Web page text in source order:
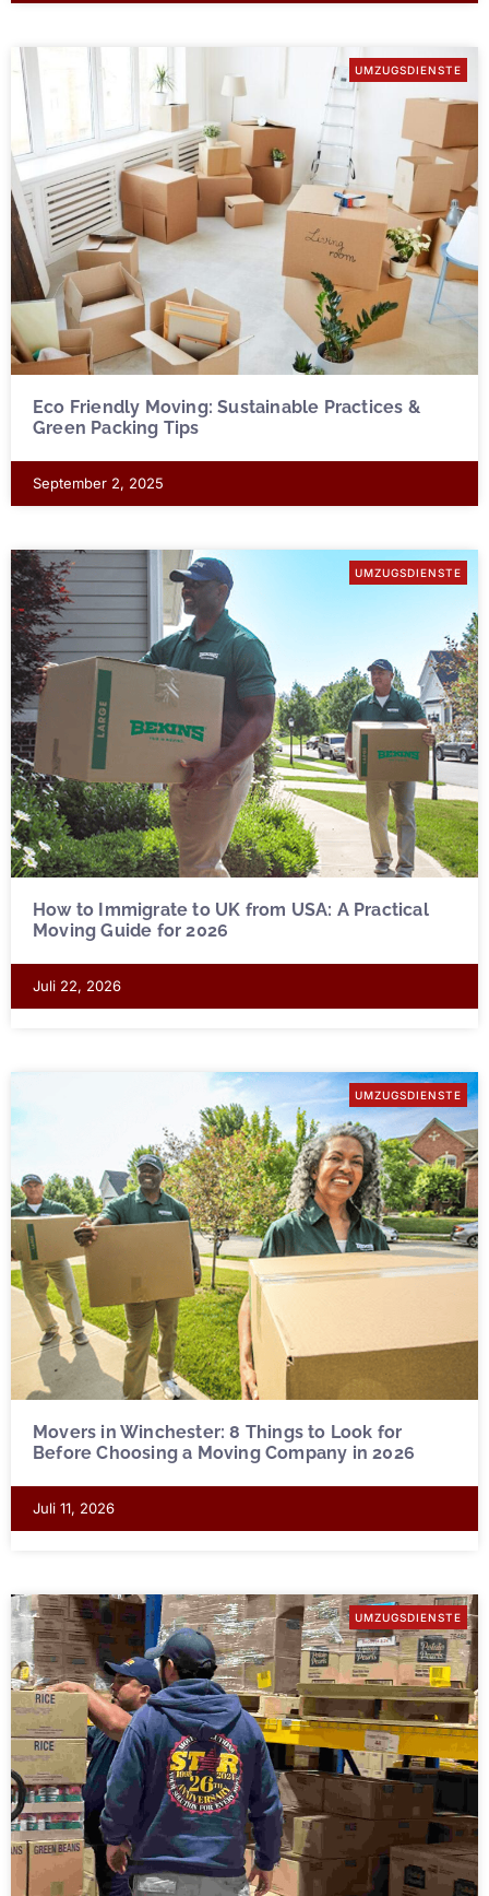
UMZUGSDIENSTE
Eco Friendly Moving: Sustainable Practices &
Green Packing Tips
September 2, 2025
UMZUGSDIENSTE
How to Immigrate to UK from USA: A Practical
Moving Guide for 2026
Juli 22, 2026
UMZUGSDIENSTE
Movers in Winchester: 8 Things to Look for
Before Choosing a Moving Company in 2026
Juli 11, 2026
UMZUGSDIENSTE